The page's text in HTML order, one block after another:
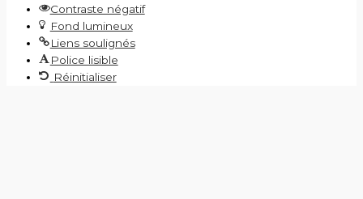
Contraste négatif
Fond lumineux
Liens soulignés
Police lisible
Réinitialiser